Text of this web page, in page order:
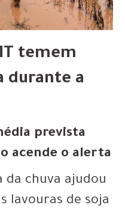
temem
durante a
prevista
acende o alerta
da chuva ajudou
lavouras de soja